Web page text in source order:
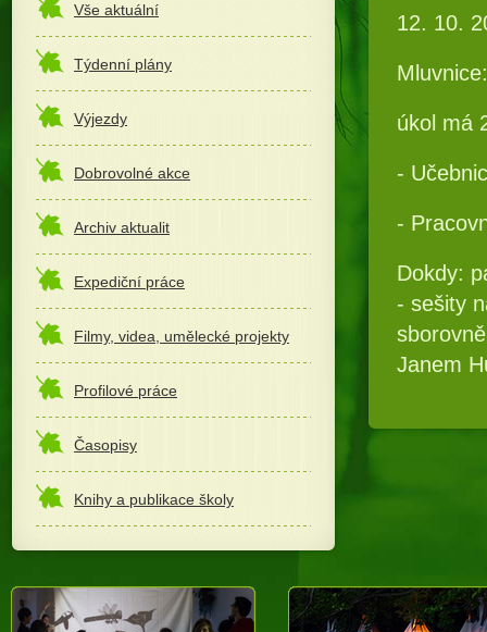
Vše aktuální
Týdenní plány
Výjezdy
Dobrovolné akce
Archiv aktualit
Expediční práce
Filmy, videa, umělecké projekty
Profilové práce
Časopisy
Knihy a publikace školy
12. 10.
Mluvnice:
úkol má
-
-
Dokdy:
- sešity
Janem